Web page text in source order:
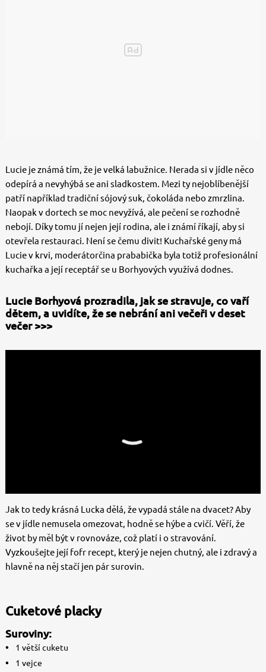
Lucie je známá tím, že je velká labužnice. Nerada si v jídle něco
odepírá a nevyhýbá se ani sladkostem. Mezi ty nejoblíbenější
patří například tradiční sójový suk, čokoláda nebo zmrzlina.
Naopak v dortech se moc nevyžívá, ale pečení se rozhodně
nebojí. Díky tomu jí nejen její rodina, ale i známí říkají, aby si
otevřela restauraci. Není se čemu divit! Kuchařské geny má
Lucie v krvi, moderátorčina prababička byla totiž profesionální
kuchařka a její receptář se u Borhyových využívá dodnes.
Lucie Borhyová prozradila, jak se stravuje, co vaří
dětem, a uvidíte, že se nebrání ani večeři v deset
večer >>>
Jak to tedy krásná Lucka dělá, že vypadá stále na dvacet? Aby
se v jídle nemusela omezovat, hodně se hýbe a cvičí. Věří, že
život by měl být v rovnováze, což platí i o stravování.
Vyzkoušejte její fofr recept, který je nejen chutný, ale i zdravý a
hlavně na něj stačí jen pár surovin.
Cuketové placky
Suroviny:
1 větší cuketu
1 vejce